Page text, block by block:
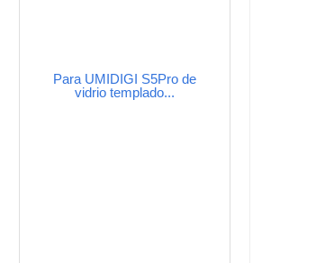
Para UMIDIGI S5Pro de
vidrio templado...